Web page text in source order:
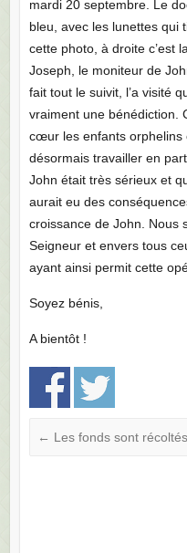
mardi 20 septembre. Le
bleu, avec les lunettes qui
cette photo, à droite c’est
Joseph, le moniteur de
fait tout le suivit, l’a visité
vraiment une bénédiction.
cœur les enfants orphelins
désormais travailler en
John était très sérieux et
aurait eu des
croissance de John. Nous
Seigneur et envers tous
ayant ainsi permit cette
Soyez bénis,
A bientôt !
← Les fonds sont